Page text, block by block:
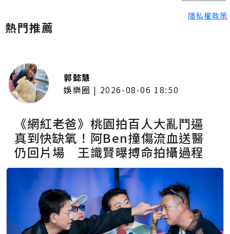
隱私權政策
熱門推薦
郭懿慧
娛樂圈 | 2026-08-06 18:50
《網紅老爸》桃園拍百人大亂鬥逼
真到快缺氧！阿Ben撞傷流血送醫
仍回片場 王識賢曝搏命拍攝過程